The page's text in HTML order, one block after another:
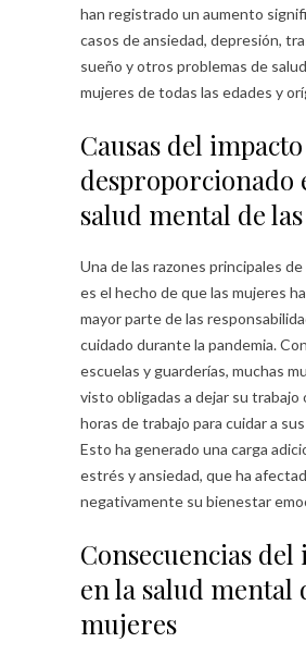
han registrado un aumento
casos de ansiedad, depresión,
sueño y otros problemas de
mujeres de todas las edades y
Causas del impacto
desproporcionado
salud mental de
Una de las razones principales
es el hecho de que las mujeres
mayor parte de las
cuidado durante la pandemia.
escuelas y guarderías, muchas
visto obligadas a dejar su trabajo
horas de trabajo para cuidar a
Esto ha generado una carga
estrés y ansiedad, que ha
negativamente su bienestar
Consecuencias del
en la salud mental
mujeres